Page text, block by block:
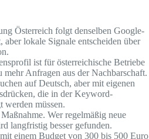
Österreich folgt denselben Google-
lokale Signale entscheiden über
ist für österreichische Betriebe
mehr Anfragen aus der Nachbarschaft.
auf Deutsch, aber mit eigenen
die in der Keyword-
werden müssen.
Wer regelmäßig neue
langfristig besser gefunden.
einem Budget von 300 bis 500 Euro